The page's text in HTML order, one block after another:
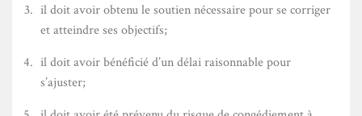
il doit avoir obtenu le soutien nécessaire pour se corriger
et atteindre ses objectifs;
il doit avoir bénéficié d’un délai raisonnable pour
s’ajuster;